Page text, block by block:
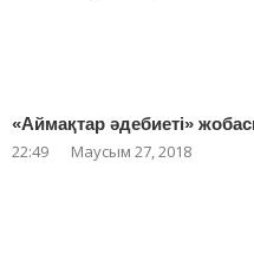
«Аймақтар әдебиеті»
22:49 Маусым 27, 2018